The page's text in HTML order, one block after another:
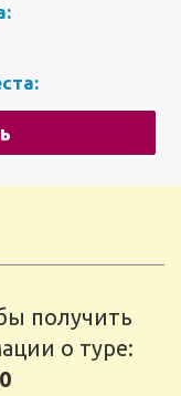
получить
о туре: